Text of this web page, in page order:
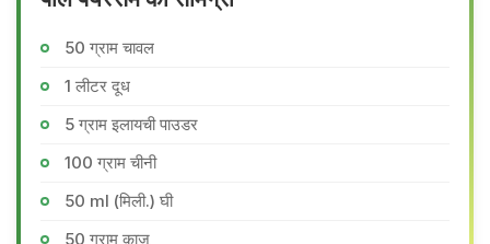
50 ग्राम चावल
1 लीटर दूध
5 ग्राम इलायची पाउडर
100 ग्राम चीनी
50 ml (मिली.) घी
50 ग्राम काजू